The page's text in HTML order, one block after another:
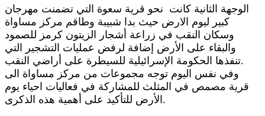
الوجهة الثانية كانت نحو قرية سعوة التي تضمنت مهرجان
كبير ليوم الارض حيث بدا شبيبة وطاقم مركز مساواة
وسكان النقب في زراعة أشجار الزيتون كرمز للصمود
والبقاء على الأرض إضافة لرفض عمليات التشجير التي
تنفذها الحكومة الإسرائيلية للسيطرة على أراضي النقب.
وفي نفس اليوم توجه مجموعات من مركز مساواة الى
قرية مصمص في المثلث للمشاركة في فعاليات احياء يوم
الأرض للتأكيد على أهمية هذه الذكرى.